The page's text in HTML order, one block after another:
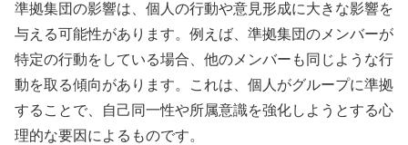
準拠集団の影響は、個人の行動や意見形成に大きな影響を
与える可能性があります。例えば、準拠集団のメンバーが
特定の行動をしている場合、他のメンバーも同じような行
動を取る傾向があります。これは、個人がグループに準拠
することで、自己同一性や所属意識を強化しようとする心
理的な要因によるものです。